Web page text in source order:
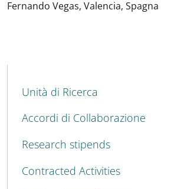
Fernando Vegas, Valencia, Spagna
MENU CEV SECOND NAVIGATION
Unità di Ricerca
Accordi di Collaborazione
Research stipends
Contracted Activities